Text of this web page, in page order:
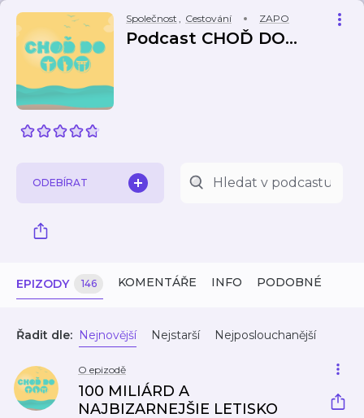
Společnost , Cestování ZAPO
Podcast CHOĎ DO...
ODEBÍRAT
EPIZODY 146 KOMENTÁŘE INFO PODOBNÉ
Řadit dle: Nejnovější Nejstarší Nejposlouchanější
O epizodě
100 MILIÁRD A
NAJBIZARNEJŠIE LETISKO